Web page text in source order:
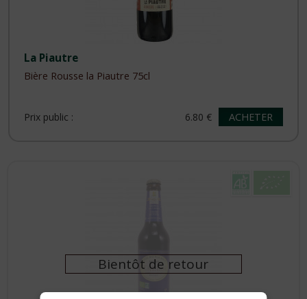
La Piautre
Bière Rousse la Piautre 75cl
Prix public : 6.80 € ACHETER